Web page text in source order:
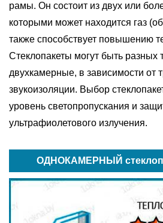
рамы. Он состоит из двух или
которыми может находится газ
также способствует повышению
Стеклопакеты могут быть разных
двухкамерные, в зависимости от
звукоизоляции. Выбор
уровень светопропускания и
ультрафиолетового излучения.
ОДНОКАМЕРНЫЙ